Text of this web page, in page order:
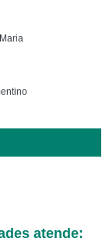
atende: